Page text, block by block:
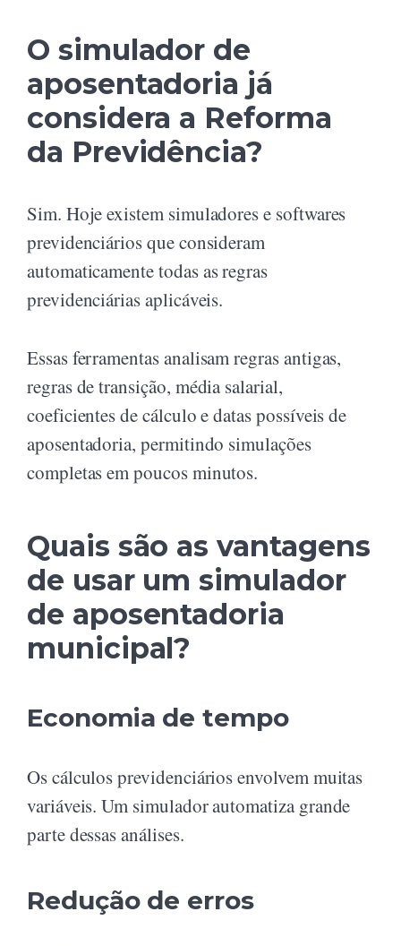
O simulador de
aposentadoria já
considera a Reforma
da Previdência?
Sim. Hoje existem simuladores e softwares
previdenciários que consideram
automaticamente todas as regras
previdenciárias aplicáveis.
Essas ferramentas analisam regras antigas,
regras de transição, média salarial,
coeficientes de cálculo e datas possíveis de
aposentadoria, permitindo simulações
completas em poucos minutos.
Quais são as vantagens
de usar um simulador
de aposentadoria
municipal?
Economia de tempo
Os cálculos previdenciários envolvem muitas
variáveis. Um simulador automatiza grande
parte dessas análises.
Redução de erros